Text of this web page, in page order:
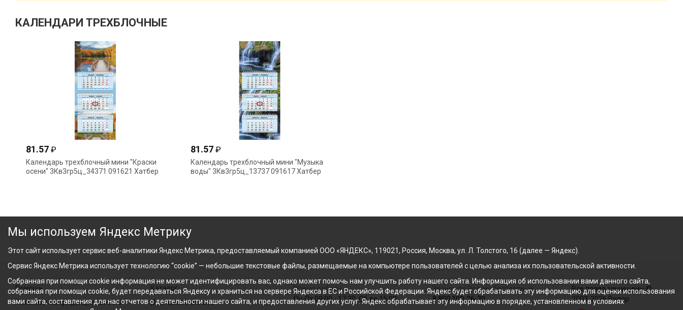
КАЛЕНДАРИ ТРЕХБЛОЧНЫЕ
81.57 ₽
Календарь трехблочный мини "Краски
осени" 3Кв3гр5ц_34371 091621 Хатбер
81.57 ₽
Календарь трехблочный мини "Музыка
воды" 3Кв3гр5ц_13737 091617 Хатбер
Помощь
Политика конфиденциальности
Каталог
Доставка и оплата
Время работы
Пн-Пт 09:00 - 17:30, Сб до 15:00
Звонок по России бесплатный
8 800 100-26-20
Все права защищены ©
2003-2026 Вилор
Мы используем Яндекс Метрику
Этот сайт использует сервис веб-аналитики Яндекс Метрика, предоставляемый компанией ООО «ЯНДЕКС», 119021, Россия, Москва, ул. Л. Толстого, 16 (далее — Яндекс).
Сервис Яндекс Метрика использует технологию “cookie” — небольшие текстовые файлы, размещаемые на компьютере пользователей с целью анализа их пользовательской активности.
Собранная при помощи cookie информация не может идентифицировать вас, однако может помочь нам улучшить работу нашего сайта. Информация об использовании вами данного сайта,
собранная при помощи cookie, будет передаваться Яндексу и храниться на сервере Яндекса в ЕС и Российской Федерации. Яндекс будет обрабатывать эту информацию для оценки использования
вами сайта, составления для нас отчетов о деятельности нашего сайта, и предоставления других услуг. Яндекс обрабатывает эту информацию в порядке, установленном в условиях